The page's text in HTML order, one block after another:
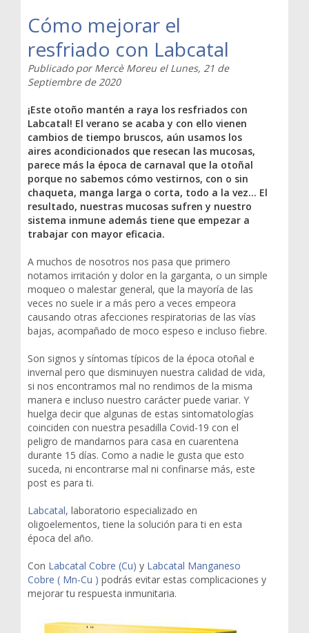
Cómo mejorar el
resfriado con Labcatal
Publicado porMercè Moreu el Lunes, 21 de
Septiembre de 2020
¡Este otoño mantén a raya los resfriados con
Labcatal! El verano se acaba y con ello vienen
cambios de tiempo bruscos, aún usamos los
aires acondicionados que resecan las mucosas,
parece más la época de carnaval que la otoñal
porque no sabemos cómo vestirnos, con o sin
chaqueta, manga larga o corta, todo a la vez… El
resultado, nuestras mucosas sufren y nuestro
sistema inmune además tiene que empezar a
trabajar con mayor eficacia.
A muchos de nosotros nos pasa que primero
notamos irritación y dolor en la garganta, o un simple
moqueo o malestar general, que la mayoría de las
veces no suele ir a más pero a veces empeora
causando otras afecciones respiratorias de las vías
bajas, acompañado de moco espeso e incluso fiebre.
Son signos y síntomas típicos de la época otoñal e
invernal pero que disminuyen nuestra calidad de vida,
si nos encontramos mal no rendimos de la misma
manera e incluso nuestro carácter puede variar. Y
huelga decir que algunas de estas sintomatologías
coinciden con nuestra pesadilla Covid-19 con el
peligro de mandarnos para casa en cuarentena
durante 15 días. Como a nadie le gusta que esto
suceda, ni encontrarse mal ni confinarse más, este
post es para ti.
Labcatal, laboratorio especializado en
oligoelementos, tiene la solución para ti en esta
época del año.
Con Labcatal Cobre (Cu) y Labcatal Manganeso
Cobre ( Mn-Cu ) podrás evitar estas complicaciones y
mejorar tu respuesta inmunitaria.